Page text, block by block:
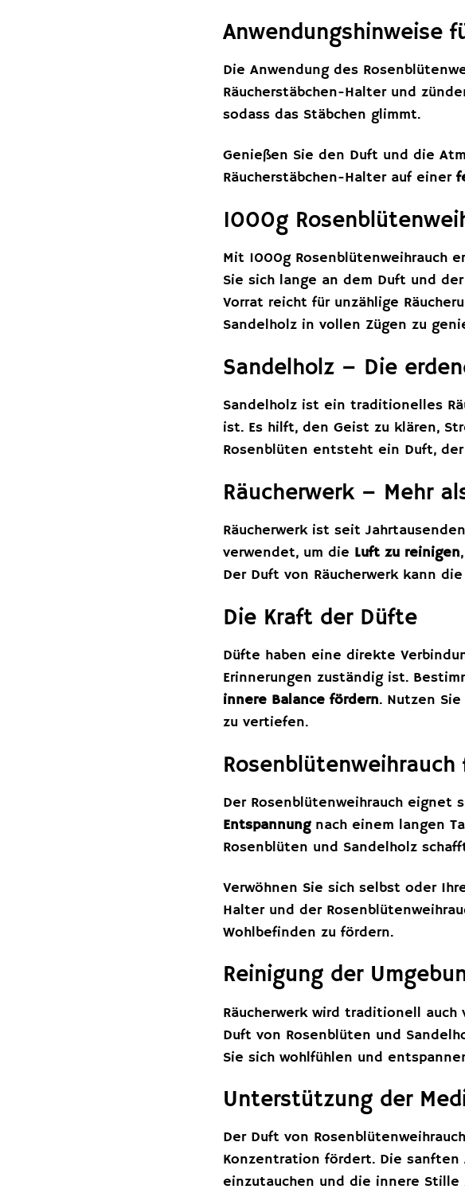
Anwendungshinweise
Die Anwendung des
Räucherstäbchen-Halter und
sodass das Stäbchen glimmt.
Genießen Sie den Duft und die
Räucherstäbchen-Halter auf einer
1000g
Mit 1000g Rosenblütenweihrauch
Sie sich lange an dem Duft und
Vorrat reicht für unzählige
Sandelholz in vollen Zügen zu
Sandelholz – Die
Sandelholz ist ein traditionelles
ist. Es hilft, den Geist zu klären,
Rosenblüten entsteht ein Duft,
Räucherwerk – Mehr
Räucherwerk ist seit
verwendet, um die Luft zu reinigen,
Der Duft von Räucherwerk kann
Die Kraft der Düfte
Düfte haben eine direkte
Erinnerungen zuständig ist.
innere Balance fördern. Nutzen
zu vertiefen.
Der Rosenblütenweihrauch eignet
Entspannungnach einem langen
Rosenblüten und Sandelholz
Verwöhnen Sie sich selbst oder
Halter und der
Wohlbefinden zu fördern.
Reinigung der
Räucherwerk wird traditionell auch
Duft von Rosenblüten und
Sie sich wohlfühlen und
Unterstützung der
Der Duft von
Konzentration fördert. Die sanften
einzutauchen und die innere Stille